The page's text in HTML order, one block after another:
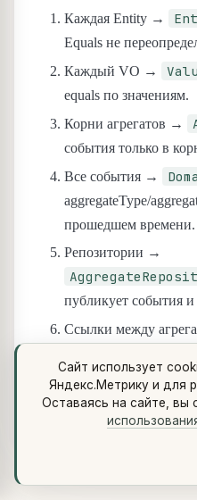
Каждая Entity →
Equals не
Каждый VO →
equals по значениям.
Корни агрегатов →
события только в
Все события →
aggregateType/
прошедшем времени.
Репозитории →
публикует события и
Ссылки между
Spring/jOOQ/JPA.
Структура пакетов
Сайт использует
Яндекс.Метрику и для
Оставаясь на сайте, вы